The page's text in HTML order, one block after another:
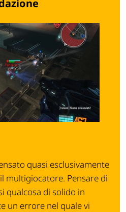
quasi esclusivamente
multigiocatore. Pensare di
qualcosa di solido in
un errore nel quale vi